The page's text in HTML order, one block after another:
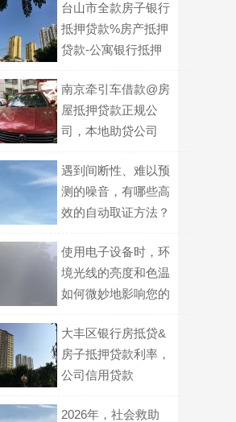
台山市全款房子银行
抵押贷款%房产抵押
贷款-公寓银行抵押
南京牵引车借款@房
屋抵押贷款正规公
司，本地助贷公司
遇到间断性、难以预
测的噪音，有哪些高
效的自动取证方法？
使用电子设备时，环
境光线的亮度和色温
如何微妙地影响您的
大丰区银行房抵贷&
房子抵押贷款利率，
公司信用贷款
2026年，社会救助